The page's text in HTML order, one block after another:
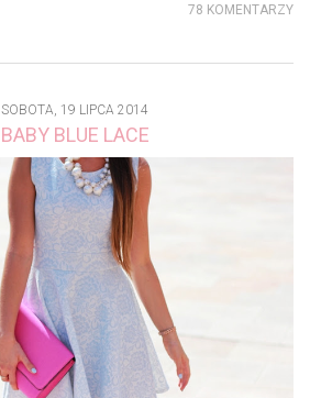
78 KOMENTARZY
SOBOTA, 19 LIPCA 2014
BABY BLUE LACE